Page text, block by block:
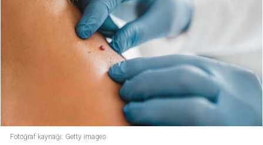
Fotoğraf kaynağı: Getty images